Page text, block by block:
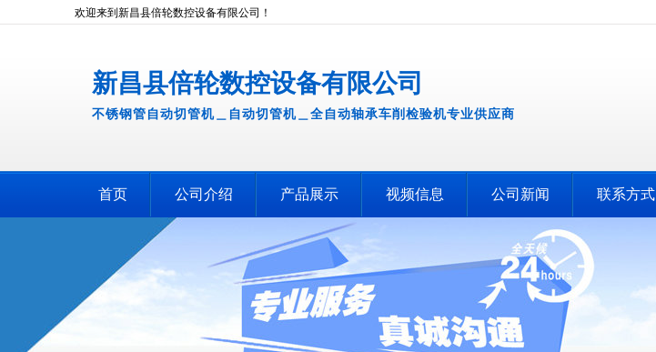
欢迎来到新昌县倍轮数控设备有限公司！
新昌县倍轮数控设备有限公司
不锈钢管自动切管机＿自动切管机＿全自动轴承车削检验机专业供应商
首页 公司介绍 产品展示 视频信息 公司新闻 联系方式